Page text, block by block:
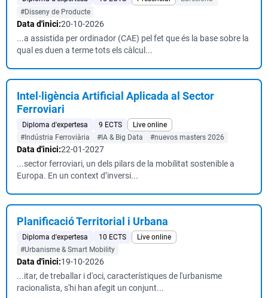
#Disseny de Producte
Data d'inici:20-10-2026
...a assistida per ordinador (CAE) pel fet que és la base sobre la
qual es duen a terme tots els càlcul...
Intel·ligència Artificial Aplicada al Sector
Ferroviari
Diploma d'expertesa 9 ECTS
Live online
#Indústria Ferroviària
#IA & Big Data #nuevos masters 2026
Data d'inici:22-01-2027
...sector ferroviari, un dels pilars de la mobilitat sostenible a
Europa. En un context d’inversi...
Planificació Territorial i Urbana
Diploma d'expertesa 10 ECTS
Live online
#Urbanisme & Smart Mobility
Data d'inici:19-10-2026
...itar, de treballar i d'oci, característiques de l'urbanisme
racionalista, s'hi han afegit un conjunt...